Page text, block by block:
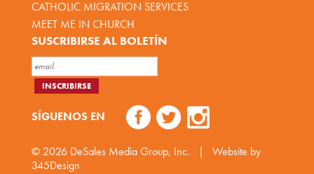
CATHOLIC MIGRATION SERVICES
MEET ME IN CHURCH
SUSCRIBIRSE AL BOLETÍN
SÍGUENOS EN
© 2026 DeSales Media Group, Inc. |
Website by
345Design